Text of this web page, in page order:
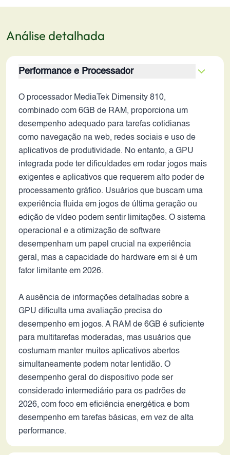
Análise detalhada
Performance e Processador
O processador MediaTek Dimensity 810,
combinado com 6GB de RAM, proporciona um
desempenho adequado para tarefas cotidianas
como navegação na web, redes sociais e uso de
aplicativos de produtividade. No entanto, a GPU
integrada pode ter dificuldades em rodar jogos mais
exigentes e aplicativos que requerem alto poder de
processamento gráfico. Usuários que buscam uma
experiência fluida em jogos de última geração ou
edição de vídeo podem sentir limitações. O sistema
operacional e a otimização de software
desempenham um papel crucial na experiência
geral, mas a capacidade do hardware em si é um
fator limitante em 2026.
A ausência de informações detalhadas sobre a
GPU dificulta uma avaliação precisa do
desempenho em jogos. A RAM de 6GB é suficiente
para multitarefas moderadas, mas usuários que
costumam manter muitos aplicativos abertos
simultaneamente podem notar lentidão. O
desempenho geral do dispositivo pode ser
considerado intermediário para os padrões de
2026, com foco em eficiência energética e bom
desempenho em tarefas básicas, em vez de alta
performance.